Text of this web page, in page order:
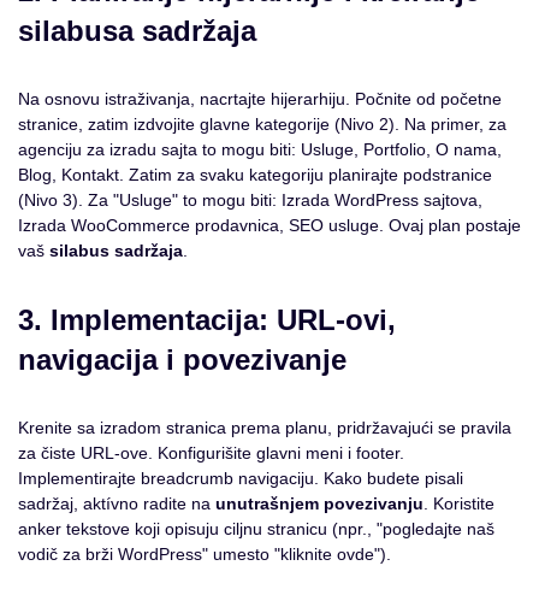
silabusa sadržaja
Na osnovu istraživanja, nacrtajte hijerarhiju. Počnite od početne
stranice, zatim izdvojite glavne kategorije (Nivo 2). Na primer, za
agenciju za izradu sajta to mogu biti: Usluge, Portfolio, O nama,
Blog, Kontakt. Zatim za svaku kategoriju planirajte podstranice
(Nivo 3). Za "Usluge" to mogu biti: Izrada WordPress sajtova,
Izrada WooCommerce prodavnica, SEO usluge. Ovaj plan postaje
vaš silabus sadržaja
3. Implementacija: URL-ovi,
navigacija i povezivanje
Krenite sa izradom stranica prema planu, pridržavajući se pravila
za čiste URL-ove. Konfigurišite glavni meni i footer.
Implementirajte breadcrumb navigaciju. Kako budete pisali
sadržaj, aktívno radite na unutrašnjem povezivanju . Koristite
anker tekstove koji opisuju ciljnu stranicu (npr., "pogledajte naš
vodič za brži WordPress" umesto "kliknite ovde").